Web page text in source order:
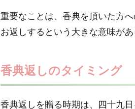
重要なことは、香典を頂いた方へ
お返しするという大きな意味があ
香典返しのタイミング
香典返しを贈る時期は、四十九日